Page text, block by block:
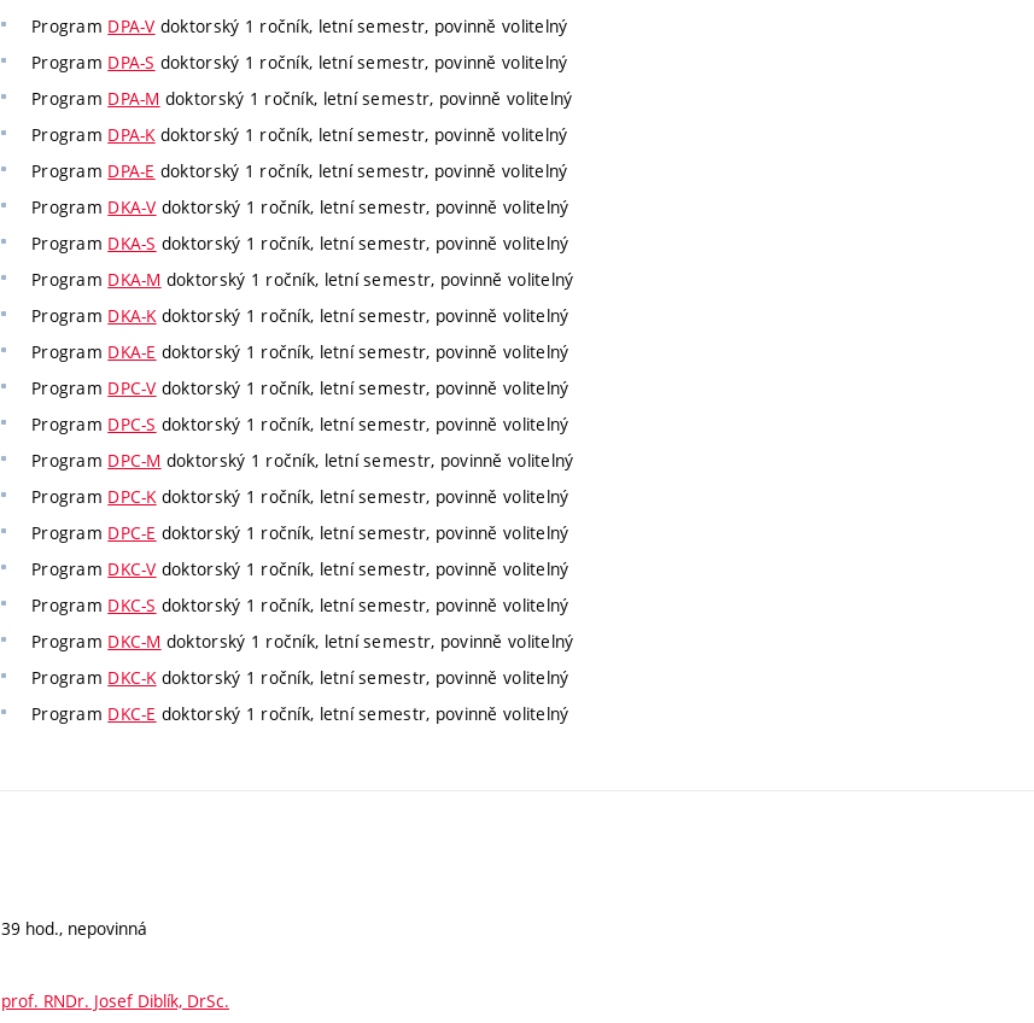
Program DPA-V doktorský 1 ročník, letní semestr, povinně volitelný
Program DPA-S doktorský 1 ročník, letní semestr, povinně volitelný
Program DPA-M doktorský 1 ročník, letní semestr, povinně volitelný
Program DPA-Kdoktorský 1 ročník, letní semestr, povinně volitelný
Program DPA-E doktorský 1 ročník, letní semestr, povinně volitelný
Program DKA-V doktorský 1 ročník, letní semestr, povinně volitelný
Program DKA-S doktorský 1 ročník, letní semestr, povinně volitelný
Program DKA-M doktorský 1 ročník, letní semestr, povinně volitelný
Program DKA-Kdoktorský 1 ročník, letní semestr, povinně volitelný
Program DKA-E doktorský 1 ročník, letní semestr, povinně volitelný
Program DPC-V doktorský 1 ročník, letní semestr, povinně volitelný
Program DPC-S doktorský 1 ročník, letní semestr, povinně volitelný
Program DPC-M doktorský 1 ročník, letní semestr, povinně volitelný
Program DPC-Kdoktorský 1 ročník, letní semestr, povinně volitelný
Program DPC-E doktorský 1 ročník, letní semestr, povinně volitelný
Program DKC-V doktorský 1 ročník, letní semestr, povinně volitelný
Program DKC-S doktorský 1 ročník, letní semestr, povinně volitelný
Program DKC-M doktorský 1 ročník, letní semestr, povinně volitelný
Program DKC-Kdoktorský 1 ročník, letní semestr, povinně volitelný
Program DKC-E doktorský 1 ročník, letní semestr, povinně volitelný
39 hod., nepovinná
prof. RNDr. Josef Diblík, DrSc.